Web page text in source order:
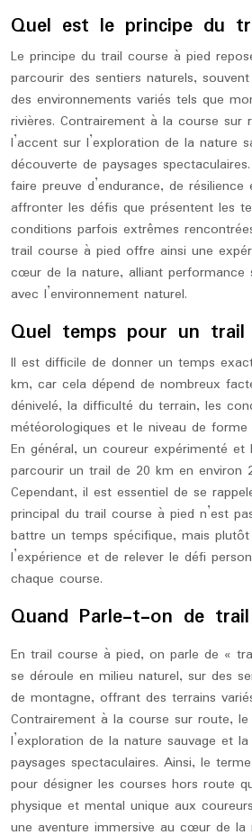
Quel est le principe du
Le principe du trail course à pied
parcourir des sentiers naturels,
des environnements variés tels que
rivières. Contrairement à la course
l’accent sur l’exploration de la nature
découverte de paysages
faire preuve d’endurance, de résilience
affronter les défis que présentent les
conditions parfois extrêmes
trail course à pied offre ainsi une
cœur de la nature, alliant performance
avec l’environnement naturel.
Quel temps pour un
Il est difficile de donner un temps
km, car cela dépend de nombreux
dénivelé, la difficulté du terrain, les
météorologiques et le niveau de forme
En général, un coureur expérimenté et
parcourir un trail de 20 km en environ
Cependant, il est essentiel de se
principal du trail course à pied n’est
battre un temps spécifique, mais
l’expérience et de relever le défi
chaque course.
Quand Parle-t-on de
En trail course à pied, on parle de «
se déroule en milieu naturel, sur des
de montagne, offrant des terrains
Contrairement à la course sur route,
l’exploration de la nature sauvage et
paysages spectaculaires. Ainsi, le
pour désigner les courses hors route
physique et mental unique aux
une aventure immersive au cœur de la